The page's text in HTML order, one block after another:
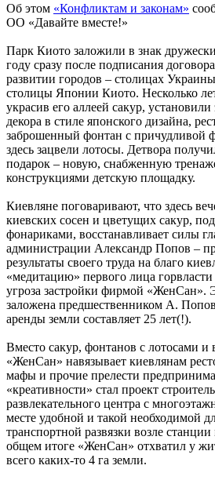
Об этом «Конфликтам и законам»
ОО «Давайте вместе!»
Парк Киото заложили в знак
году сразу после подписания
развитии городов – столицах
столицы Японии Киото. Несколько
украсив его аллеей сакур,
декора в стиле японского дизайна,
заброшенный фонтан с причудливой
здесь зацвели лотосы. Детвора
подарок – новую, снабженную
конструкциями детскую площадку.
Киевляне поговаривают, что здесь
киевских сосен и цветущих сакур,
фонариками, восстанавливает силы
администрации Александр Попов –
результаты своего труда на благо
«медитацию» первого лица
угроза застройки фирмой «ЖенСан».
заложена предшественником А.
аренды земли составляет 25 лет(!).
Вместо сакур, фонтанов с лотосами и
«ЖенСан» навязывает киевлянам
мафы и прочие прелести
«креативности» стал проект
развлекательного центра с
месте удобной и такой необходимой
транспортной развязки возле
общем итоге «ЖенСан» отхватил у
всего каких-то 4 га земли.